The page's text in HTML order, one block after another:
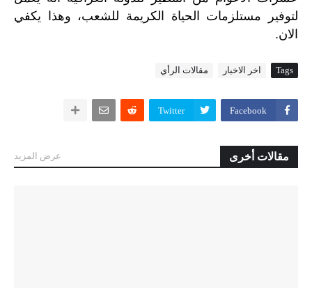
لتوفير
مستلزمات الحياة الكريمة للشعب، وهذا
يكفي
الان.
Tags اخر الاخبار مقالات الرأي
Facebook
Twitter
مقالات أخرى عرض المزيد